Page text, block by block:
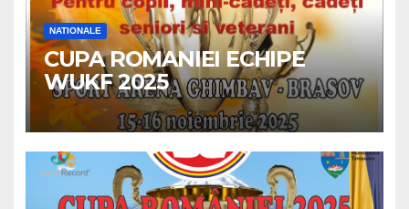
NATIONALE
CUPA ROMANIEI ECHIPE
WUKF 2025